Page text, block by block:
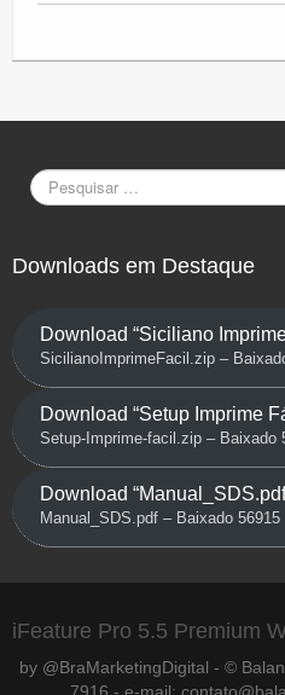
Downloads em Destaque
Download “Siciliano
SicilianoImprimeFacil.zip –
Download “Setup Imprime
Setup-Imprime-facil.zip – Baixado
Download
Manual_SDS.pdf – Baixado
iFeature Pro 5.5 Premium
by @BraMarketingDigital - ©
7916 - e-mail: